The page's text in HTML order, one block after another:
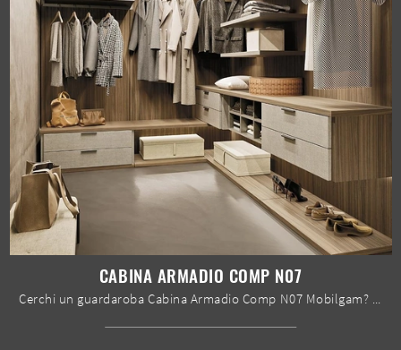
CABINA ARMADIO COMP N07
Cerchi un guardaroba Cabina Armadio Comp N07 Mobilgam? Clicca subito! Gli armadi cabine armadio con ante scorrevoli ti aspettano.